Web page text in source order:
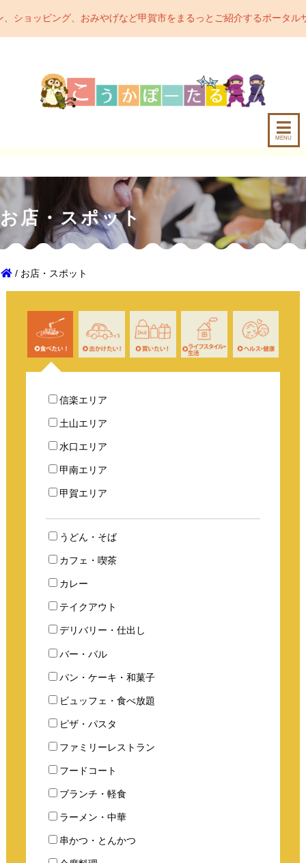
みやげなど甲賀市をまるっとご紹介するポータルサイトです。
MENU
お店・スポット
/ お店・スポット
信楽エリア
土山エリア
水口エリア
甲南エリア
甲賀エリア
うどん・そば
カフェ・喫茶
カレー
テイクアウト
デリバリー・仕出し
バー・バル
パン・ケーキ・和菓子
ビュッフェ・食べ放題
ピザ・パスタ
ファミリーレストラン
フードコート
ブランチ・軽食
ラーメン・中華
串かつ・とんかつ